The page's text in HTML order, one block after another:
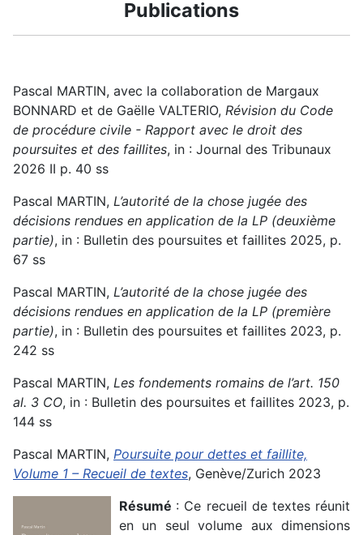
Publications
Pascal MARTIN, avec la collaboration de Margaux
BONNARD et de Gaëlle VALTERIO, Révision du Code
de procédure civile - Rapport avec le droit des
poursuites et des faillites, in : Journal des Tribunaux
2026 II p. 40 ss
Pascal MARTIN, L’autorité de la chose jugée des
décisions rendues en application de la LP (deuxième
partie), in : Bulletin des poursuites et faillites 2025, p.
67 ss
Pascal MARTIN, L’autorité de la chose jugée des
décisions rendues en application de la LP (première
partie), in : Bulletin des poursuites et faillites 2023, p.
242 ss
Pascal MARTIN, Les fondements romains de l’art. 150
al. 3 CO, in : Bulletin des poursuites et faillites 2023, p.
144 ss
Pascal MARTIN, Poursuite pour dettes et faillite,
Volume 1 – Recueil de textes, Genève/Zurich 2023
Résumé : Ce recueil de textes réunit
en un seul volume aux dimensions